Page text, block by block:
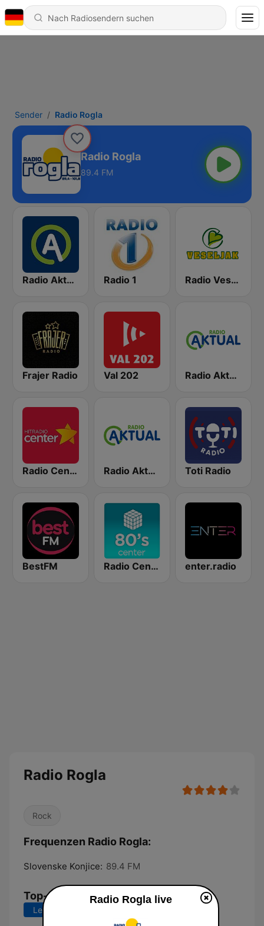
Sender Radio Rogla
Radio Rogla
89.4 FM
Radio Aktual Radio 1 Radio Veseljak
Frajer Radio Val 202 Radio Aktual Fešta
Radio Center 103.7 FM Radio Aktual Dalmacija Toti Radio
BestFM Radio Center 80s enter.radio
Radio Rogla
Rock
Frequenzen Radio Rogla:
Slovenske Konjice: 89.4 FM
Top-Songs
Letzte 7 Tage
Radio Rogla live